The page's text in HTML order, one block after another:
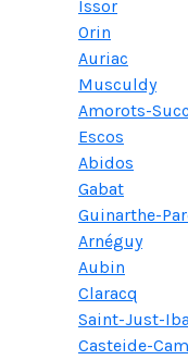
Issor
Orin
Auriac
Musculdy
Amorots-
Escos
Abidos
Gabat
Guinarthe-
Arnéguy
Aubin
Claracq
Saint-Just-
Casteide-